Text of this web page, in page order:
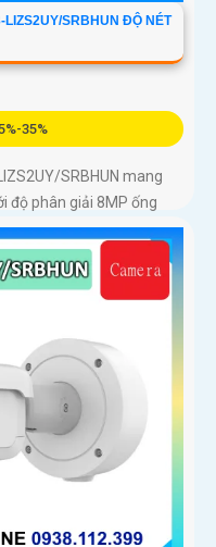
SRBHUN ĐỘ NÉT
35%
SRBHUN mang
độ phân giải 8MP ống